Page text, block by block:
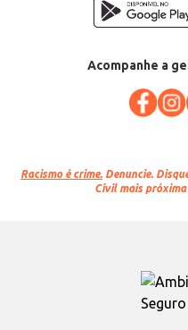
Acompanhe a
Racismo é crime. Denuncie.
Civil mais